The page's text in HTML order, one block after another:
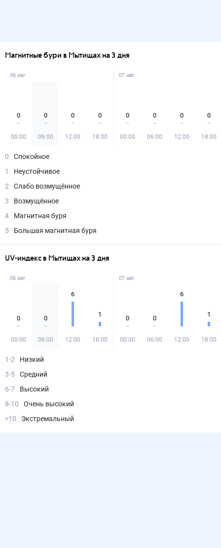
Магнитные бури в Мытищах на 3 дня
06 авг
0
00:00
0
06:00
0
12:00
0
18:00
07 авг
0
00:00
0
06:00
0
12:00
0
18:00
0
Спокойное
1
Неустойчивое
2
Слабо возмущённое
3
Возмущённое
4
Магнитная буря
5
Большая магнитная буря
UV-индекс в Мытищах на 3 дня
06 авг
0
00:00
0
06:00
6
12:00
1
18:00
07 авг
0
00:00
0
06:00
6
12:00
1
18:00
1-2
Низкий
3-5
Средний
6-7
Высокий
8-10
Очень высокий
>10
Экстремальный